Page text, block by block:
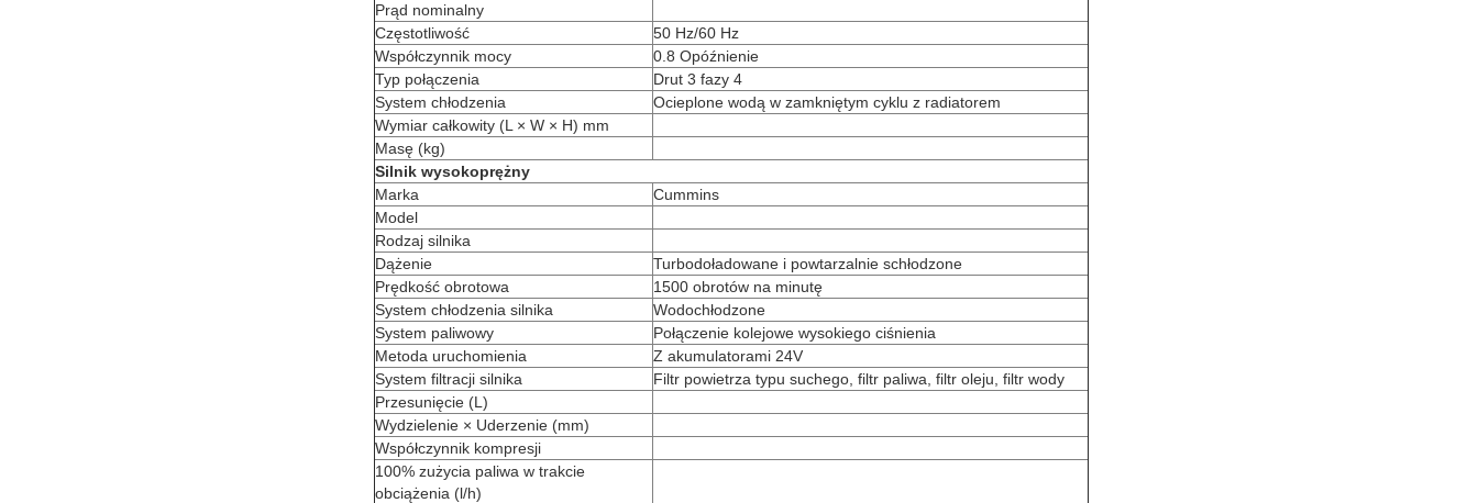
Prąd nominalny
Częstotliwość
50 Hz/60 Hz
Współczynnik mocy
0.8 Opóźnienie
Typ połączenia
Drut 3 fazy 4
System chłodzenia
Ocieplone wodą w zamkniętym cyklu z radiatorem
Wymiar całkowity (L × W × H) mm
Masę (kg)
Silnik wysokoprężny
Marka
Cummins
Model
Rodzaj silnika
Dążenie
Turbodoładowane i powtarzalnie schłodzone
Prędkość obrotowa
1500 obrotów na minutę
System chłodzenia silnika
Wodochłodzone
System paliwowy
Połączenie kolejowe wysokiego ciśnienia
Metoda uruchomienia
Z akumulatorami 24V
System filtracji silnika
Filtr powietrza typu suchego, filtr paliwa, filtr oleju, filtr wody
Przesunięcie (L)
Wydzielenie × Uderzenie (mm)
Współczynnik kompresji
100% zużycia paliwa w trakcie
obciążenia (l/h)